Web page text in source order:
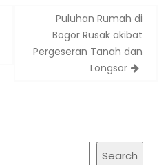
Puluhan Rumah di
Bogor Rusak akibat
Pergeseran Tanah dan
Longsor
Search